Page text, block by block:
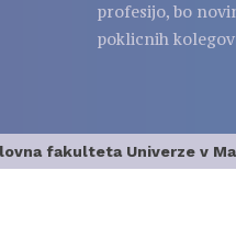
profesijo, bo
poklicnih
fakulteta Univerze v